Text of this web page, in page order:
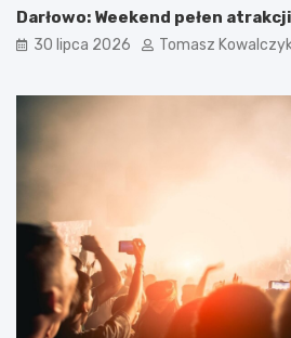
Darłowo: Weekend pełen
30 lipca 2026 Tomasz